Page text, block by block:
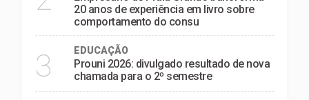
20 anos de experiência em livro sobre
comportamento do consu
3 EDUCAÇÃO
Prouni 2026: divulgado resultado de nova
chamada para o 2º semestre